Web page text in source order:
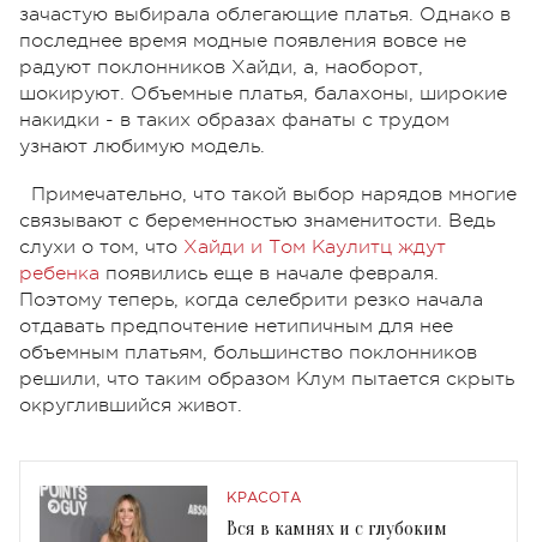
зачастую выбирала облегающие платья. Однако в
последнее время модные появления вовсе не
радуют поклонников Хайди, а, наоборот,
шокируют. Объемные платья, балахоны, широкие
накидки - в таких образах фанаты с трудом
узнают любимую модель.
Примечательно, что такой выбор нарядов многие
связывают с беременностью знаменитости. Ведь
слухи о том, что Хайди и Том Каулитц ждут
ребенка появились еще в начале февраля.
Поэтому теперь, когда селебрити резко начала
отдавать предпочтение нетипичным для нее
объемным платьям, большинство поклонников
решили, что таким образом Клум пытается скрыть
округлившийся живот.
КРАСОТА
Вся в камнях и с глубоким